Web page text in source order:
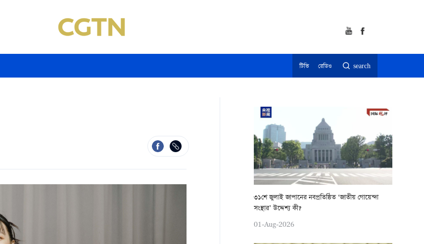
টিভি রেডিও search
৩১শে জুলাই জাপানের নবপ্রতিষ্ঠিত ‘জাতীয় গোয়েন্দা
সংস্থার’ উদ্দেশ্য কী?
01-Aug-2026